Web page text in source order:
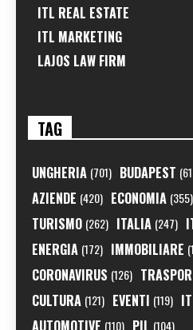
ITL REAL ESTATE
ITL MARKETING
LAJOS LAW FIRM
TAG
UNGHERIA (701) BUDAPEST
AZIENDE (420) ECONOMIA (355)
TURISMO (262) ITALIA (247)
ENERGIA (172) IMMOBILIARE
CORONAVIRUS (126)
CULTURA (121) EVENTI (119)
AUTOMOTIVE (110) PIL (104)